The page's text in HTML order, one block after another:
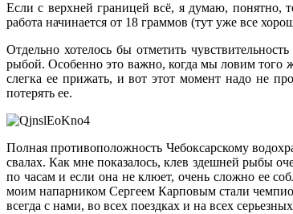
Если с верхней границей всё, я думаю, понятно,
работа начинается от 18 граммов (тут уже все
Отдельно хотелось бы отметить
рыбой. Особенно это важно, когда мы ловим того
слегка ее прижать, и вот этот момент надо не
потерять ее.
Полная противоположность Чебоксарскому
свалах. Как мне показалось, клев здешней рыбы
по часам и если она не клюет, очень сложно ее
моим напарником Сергеем Карповым стали
всегда с нами, во всех поездках и на всех